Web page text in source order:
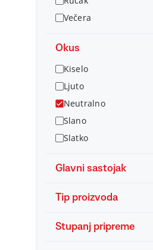
Večera
Okus
Kiselo
Ljuto
Neutralno
Slano
Slatko
Glavni sastojak
Tip proizvoda
Stupanj pripreme